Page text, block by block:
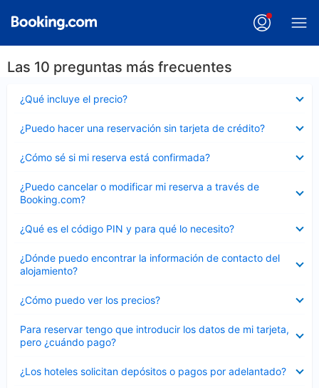
Las 10 preguntas más frecuentes
¿Qué incluye el precio?
cerrado
¿Puedo hacer una reservación sin tarjeta de crédito?
cerrado
¿Cómo sé si mi reserva está confirmada?
cerrado
¿Puedo cancelar o modificar mi reserva a través de
Booking.com?
cerrado
¿Qué es el código PIN y para qué lo necesito?
cerrado
¿Dónde puedo encontrar la información de contacto del
alojamiento?
cerrado
¿Cómo puedo ver los precios?
cerrado
Para reservar tengo que introducir los datos de mi tarjeta,
pero ¿cuándo pago?
cerrado
¿Los hoteles solicitan depósitos o pagos por adelantado?
cerrado